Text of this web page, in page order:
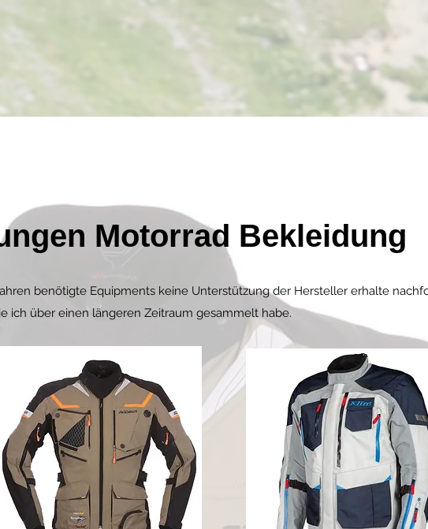
Motorrad Bekleidung
benötigte Equipments keine Unterstützung der Hersteller erhalte
ich über einen längeren Zeitraum gesammelt habe.